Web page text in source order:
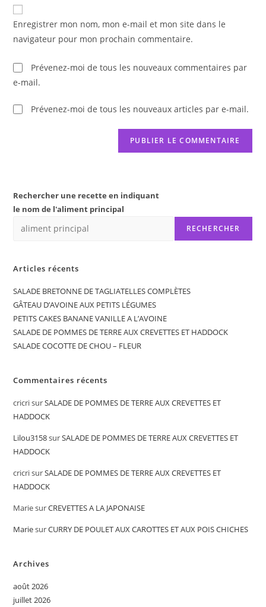
comment
de
votre
(facultatif)
Enregistrer mon nom, mon e-mail et mon site dans le
navigateur pour mon prochain commentaire.
Prévenez-moi de tous les nouveaux commentaires par
e-mail.
Prévenez-moi de tous les nouveaux articles par e-mail.
Rechercher une recette en indiquant
le nom de l'aliment principal
RECHERCHER
Articles récents
SALADE BRETONNE DE TAGLIATELLES COMPLÈTES
GÂTEAU D’AVOINE AUX PETITS LÉGUMES
PETITS CAKES BANANE VANILLE A L’AVOINE
SALADE DE POMMES DE TERRE AUX CREVETTES ET HADDOCK
SALADE COCOTTE DE CHOU – FLEUR
Commentaires récents
cricrisurSALADE DE POMMES DE TERRE AUX CREVETTES ET
HADDOCK
Lilou3158surSALADE DE POMMES DE TERRE AUX CREVETTES ET
HADDOCK
cricrisurSALADE DE POMMES DE TERRE AUX CREVETTES ET
HADDOCK
MariesurCREVETTES A LA JAPONAISE
MariesurCURRY DE POULET AUX CAROTTES ET AUX POIS CHICHES
Archives
août 2026
juillet 2026